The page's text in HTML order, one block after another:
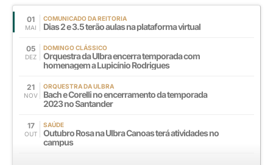
01
MAI
COMUNICADO DA REITORIA
Dias 2 e 3.5 terão aulas na plataforma virtual
05
DEZ
DOMINGO CLÁSSICO
Orquestra da Ulbra encerra temporada com
homenagem a Lupicínio Rodrigues
21
NOV
ORQUESTRA DA ULBRA
Bach e Corelli no encerramento da temporada
2023 no Santander
17
OUT
SAÚDE
Outubro Rosa na Ulbra Canoas terá atividades no
campus